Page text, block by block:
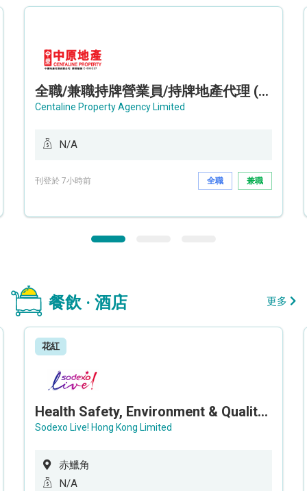
全職/兼職持牌營業員/持牌地產代理 (長沙灣/將軍澳/油塘)
Centaline Property Agency Limited
N/A
刊登於 7小時前 全職 兼職
餐飲 · 酒店 更多
花紅
Health Safety, Environment & Quality Assurance Officer (Maternity cover – 5 months contract)
Sodexo Live! Hong Kong Limited
赤鱲角
N/A